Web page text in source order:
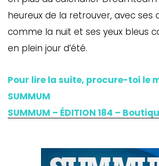
heureux de la retrouver, avec ses
comme la nuit et ses yeux bleus
en plein jour d’été.
Pour lire la suite, procure-toi le
SUMMUM
SUMMUM – ÉDITION 184 –